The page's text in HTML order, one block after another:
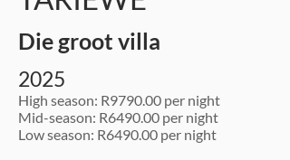
Die groot villa
2025
High season: R9790.00 per night
Mid-season: R6490.00 per night
Low season: R6490.00 per night